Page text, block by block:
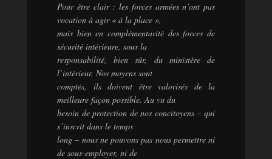
Pour être clair : les forces armées n’ont pas
vocation à agir « à la place »,
mais bien en complémentarité des forces de
sécurité intérieure, sous la
responsabilité, bien sûr, du ministère de
l’intérieur. Nos moyens sont
comptés, ils doivent être valorisés de la
meilleure façon possible. Au vu du
besoin de protection de nos concitoyens – qui
s’inscrit dans le temps
long – nous ne pouvons pas nous permettre ni
de sous-employer, ni de